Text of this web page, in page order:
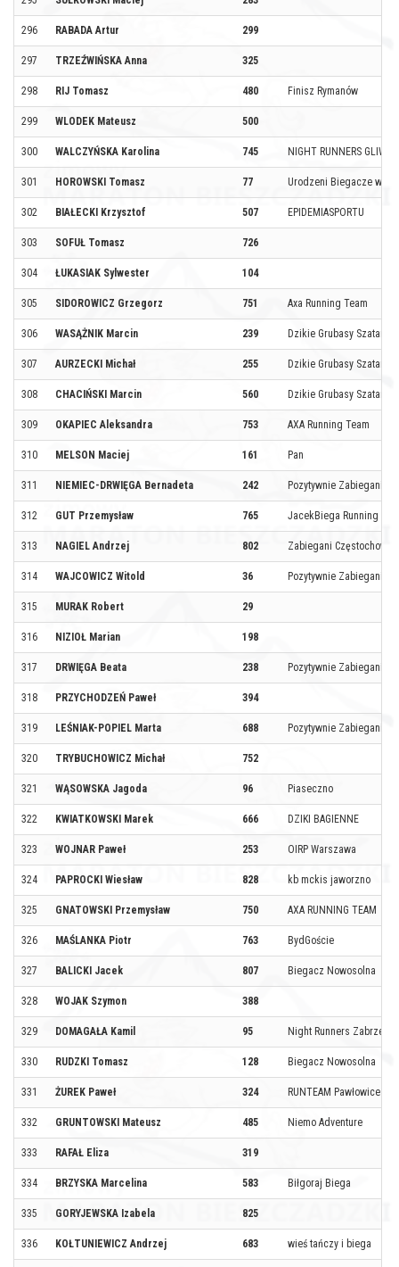
296 RABADA Artur 299
297 TRZEŹWIŃSKA Anna 325
298 RIJ Tomasz 480 Finisz Rymanów
299 WLODEK Mateusz 500
300 WALCZYŃSKA Karolina 745 NIGHT RUNNERS GLIWICE
301 HOROWSKI Tomasz 77 Urodzeni Biegacze
302 BIAŁECKI Krzysztof 507 EPIDEMIASPORTU
303 SOFUŁ Tomasz 726
304 ŁUKASIAK Sylwester 104
305 SIDOROWICZ Grzegorz 751 Axa Running Team
306 WASĄŻNIK Marcin 239 Dzikie Grubasy Szatana
307 AURZECKI Michał 255 Dzikie Grubasy Szatana
308 CHACIŃSKI Marcin 560 Dzikie Grubasy Szatana
309 OKAPIEC Aleksandra 753 AXA Running Team
310 MELSON Maciej 161 Pan
311 NIEMIEC-DRWIĘGA Bernadeta 242 Pozytywnie Zabiegani
312 GUT Przemysław 765 JacekBiega Running
313 NAGIEL Andrzej 802 Zabiegani Częstochowa
314 WAJCOWICZ Witold 36 Pozytywnie Zabiegani
315 MURAK Robert 29
316 NIZIOŁ Marian 198
317 DRWIĘGA Beata 238 Pozytywnie Zabiegani
318 PRZYCHODZEŃ Paweł 394
319 LEŚNIAK-POPIEL Marta 688 Pozytywnie Zabiegani
320 TRYBUCHOWICZ Michał 752
321 WĄSOWSKA Jagoda 96 Piaseczno
322 KWIATKOWSKI Marek 666 DZIKI BAGIENNE
323 WOJNAR Paweł 253 OIRP Warszawa
324 PAPROCKI Wiesław 828 kb mckis jaworzno
325 GNATOWSKI Przemysław 750 AXA RUNNING TEAM
326 MAŚLANKA Piotr 763 BydGoście
327 BALICKI Jacek 807 Biegacz Nowosolna
328 WOJAK Szymon 388
329 DOMAGAŁA Kamil 95 Night Runners Zabrze
330 RUDZKI Tomasz 128 Biegacz Nowosolna
331 ŻUREK Paweł 324 RUNTEAM Pawłowice
332 GRUNTOWSKI Mateusz 485 Niemo Adventure
333 RAFAŁ Eliza 319
334 BRZYSKA Marcelina 583 Biłgoraj Biega
335 GORYJEWSKA Izabela 825
336 KOŁTUNIEWICZ Andrzej 683 wieś tańczy i biega